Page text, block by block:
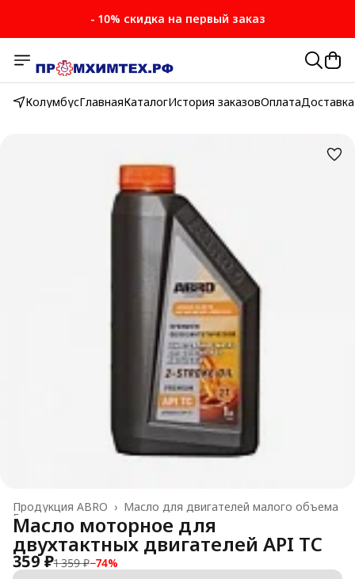
- 10% скидка на первый заказ
КолумбусГлавнаяКаталогИстория заказовОплатаДоставка
Масло для двигателей малого объема
Продукция ABRO ›
Главная
Масло моторное для
двухтактных двигателей API TC
359 ₽1 359 ₽−74%